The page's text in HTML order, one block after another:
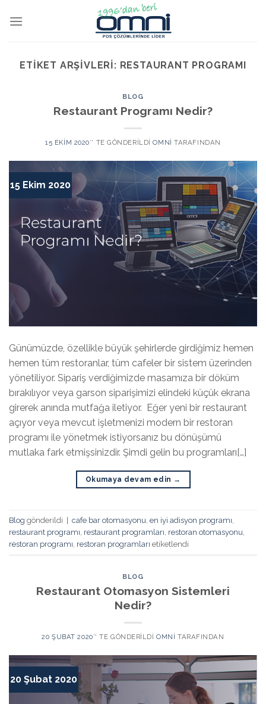
ETIKET ARŞIVLERI: RESTAURANT PROGRAMI
BLOG
Restaurant Programı Nedir?
15 EKIM 2020’' TE GÖNDERILDI OMNI TARAFINDAN
15 Ekim 2020
Günümüzde, özellikle büyük şehirlerde girdiğimiz hemen
hemen tüm restoranlar, tüm cafeler bir sistem üzerinden
yönetiliyor. Sipariş verdiğimizde masamıza bir döküm
bırakılıyor veya garson siparişimizi elindeki küçük ekrana
girerek anında mutfağa iletiyor. Eğer yeni bir restaurant
açıyor veya mevcut işletmenizi modern bir restoran
programı ile yönetmek istiyorsanız bu dönüşümü
mutlaka fark etmişsinizdir. Şimdi gelin bu programları[…]
Okumaya devam edin →
Blog gönderildi | cafe bar otomasyonu en iyi adisyon programı
restaurant programı restaurant programları restoran otomasyonu
restoran programı restoran programları etiketlendi
BLOG
Restaurant Otomasyon Sistemleri
Nedir?
20 ŞUBAT 2020’' TE GÖNDERILDI OMNI TARAFINDAN
20 Şubat 2020